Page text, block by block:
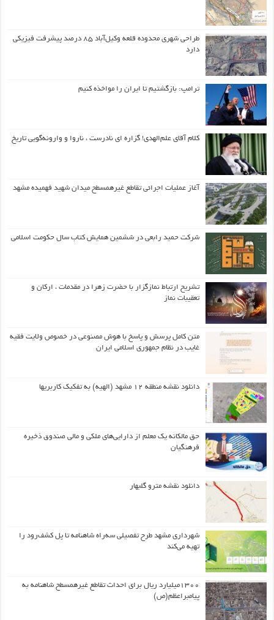
طراحی شهری محدوده قلعه وکیل‌آباد ۸۵ درصد پیشرفت فیزیکی
دارد
ترامپ: بازگشتیم تا ایران را مواخذه کنیم
کلام آقای علم‌الهدی! گزاره ای نادرست ، ناروا و وارونه‌گویی تاریخ
آغاز عملیات اجرائی تقاطع غیرهمسطح میدان شهید فهمیده مشهد
شرکت حمید رابعی در ششمین همایش کتاب سال حکومت اسلامی
تشریح ارتباط نمازگزار با حضرت زهرا در مقدمات ، ارکان و
تعقیبات نماز
متن کامل پرسش و پاسخ با هوش مصنوعی در خصوص ولایت فقیه
غایب در نظام جمهوری اسلامی ایران
دانلود نقشه منطقه ۱۲ مشهد (الهیه) به تفکیک کاربریها
حق مالکانه یک معلم از دارایی‌های ملکی و مالی صندوق ذخیره
فرهنگیان
دانلود نقشه مترو گلبهار
شهرداری مشهد طرح تفصیلی سه‌راه شاهنامه تا پل کشف‌رود را
تهیه می‌کند
۱۳۰۰میلیارد ریال برای احداث تقاطع غیرهمسطح شاهنامه به
پیامبراعظم(ص)